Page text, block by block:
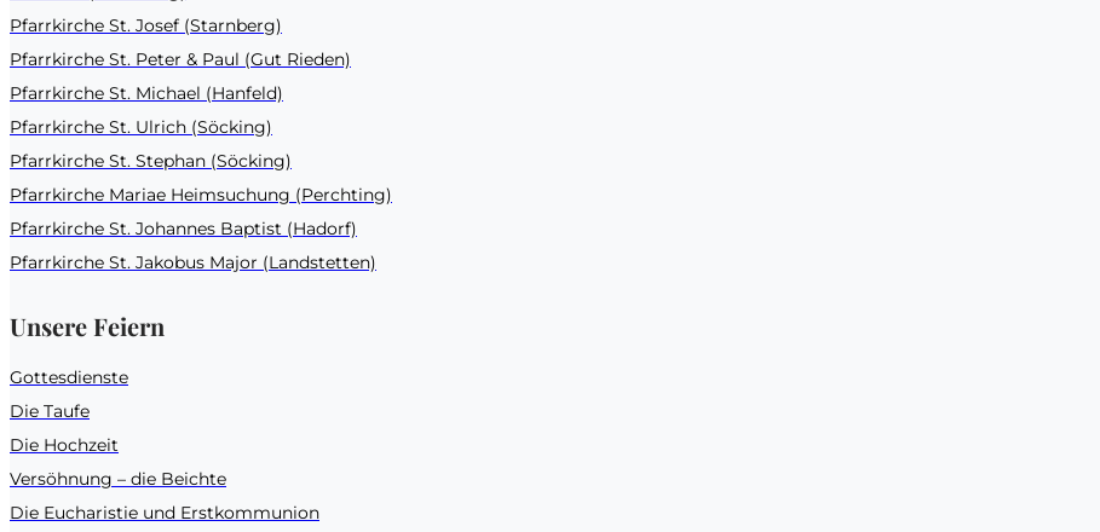
Pfarrkirche St. Josef (Starnberg)
Pfarrkirche St. Peter & Paul (Gut Rieden)
Pfarrkirche St. Michael (Hanfeld)
Pfarrkirche St. Ulrich (Söcking)
Pfarrkirche St. Stephan (Söcking)
Pfarrkirche Mariae Heimsuchung (Perchting)
Pfarrkirche St. Johannes Baptist (Hadorf)
Pfarrkirche St. Jakobus Major (Landstetten)
Unsere Feiern
Gottesdienste
Die Taufe
Die Hochzeit
Versöhnung – die Beichte
Die Eucharistie und Erstkommunion